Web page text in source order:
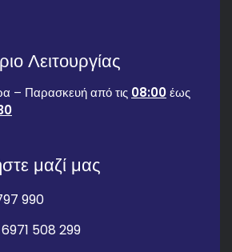
Λειτουργίας
– Παρασκευή από τις 08:00έως
μαζί μας
990
6971 508 299